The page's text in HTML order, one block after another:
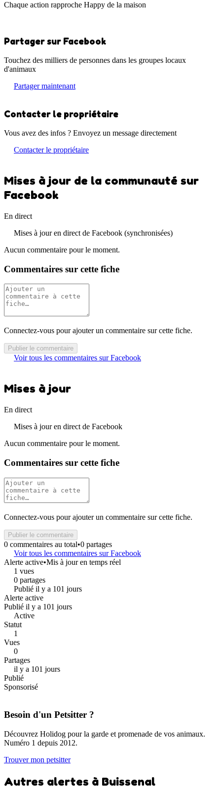
Chaque action rapproche Happy de la maison
Partager sur Facebook
Touchez des milliers de personnes dans les groupes locaux
d'animaux
Partager maintenant
Contacter le propriétaire
Vous avez des infos ? Envoyez un message directement
Contacter le propriétaire
Mises à jour de la communauté sur
Facebook
En direct
Mises à jour en direct de Facebook (synchronisées)
Aucun commentaire pour le moment.
Commentaires sur cette fiche
Connectez-vous pour ajouter un commentaire sur cette fiche.
Publier le commentaire
Voir tous les commentaires sur Facebook
Mises à jour
En direct
Mises à jour en direct de Facebook
Aucun commentaire pour le moment.
Commentaires sur cette fiche
Connectez-vous pour ajouter un commentaire sur cette fiche.
Publier le commentaire
0 commentaires au total•0 partages
Voir tous les commentaires sur Facebook
Alerte active•Mis à jour en temps réel
1 vues
0 partages
Publié il y a 101 jours
Alerte active
Publié il y a 101 jours
Active
Statut
1
Vues
0
Partages
il y a 101 jours
Publié
Sponsorisé
Besoin d'un Petsitter ?
Découvrez Holidog pour la garde et promenade de vos animaux.
Numéro 1 depuis 2012.
Trouver mon petsitter
Autres alertes à Buissenal